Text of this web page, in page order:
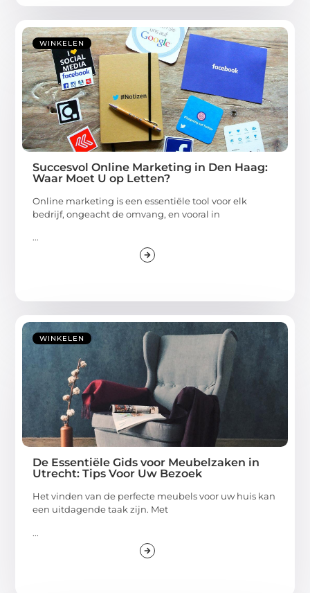
WINKELEN
Succesvol Online Marketing in Den Haag:
Waar Moet U op Letten?
Online marketing is een essentiële tool voor elk
bedrijf, ongeacht de omvang, en vooral in
...
WINKELEN
De Essentiële Gids voor Meubelzaken in
Utrecht: Tips Voor Uw Bezoek
Het vinden van de perfecte meubels voor uw huis kan
een uitdagende taak zijn. Met
...